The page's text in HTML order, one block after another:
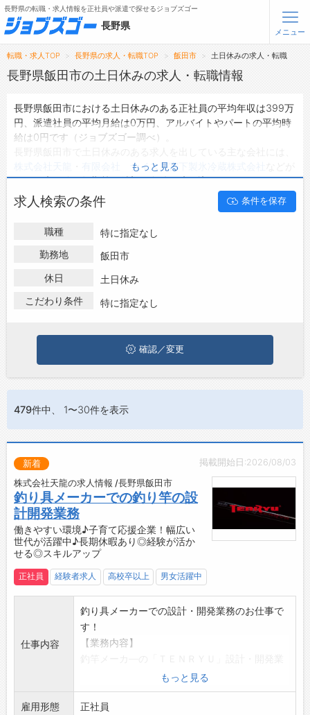
無料会員登録 ログイン
メニュー
トップ
タップで簡単に求人を探す
【初めての方へ】
長野県の求人検索で選ばれる理由
転職支援サービス
お問い合わせ
よくあるご質問
長野県の転職・求人情報を正社員や派遣で探せるジョブズゴー
長野県
メニュー
転職・求人TOP 長野県の求人・転職TOP 飯田市 土日休みの求人・転職
長野県飯田市の土日休みの求人・転職情報
長野県飯田市における土日休みのある正社員の平均年収は399万
円、派遣社員の平均月給は0万円、アルバイトやパートの平均時
給は0円です（ジョブズゴー調べ）。
有限会社 ナイス ・宮下製氷冷蔵株式会社
あり、未経験や短期等ご希望の条件で絞り込みができます。
長野県飯田市の地域密着型の求人サイトであるジョブズゴーでは
長野県飯田市の求人情報を213件取り扱っており、そのうち正社
員の求人
は0件です。
ハローワークにはない求人も多数扱っており、転職だけでなく、
飯田市で土日休みのある求人・転職情報を探している方は、ぜひ
興味のある職種に応募してみてくださいね。
もっと見る
求人検索の条件 条件を保存
職種
特に指定なし
勤務地
飯田市
休日
土日休み
こだわり条件
特に指定なし
確認／変更
479件中、 1〜30件を表示
掲載開始日:2026/08/03
新着
株式会社天龍の求人情報 /長野県飯田市
釣り具メーカーでの釣り竿の設
計開発業務
働きやすい環境♪子育て応援企業！幅広い
世代が活躍中♪長期休暇あり◎経験が活か
せる◎スキルアップ
正社員 経験者求人 高校卒以上 男女活躍中
仕事内容
釣り具メーカーでの設計・開発業務のお仕事で
す！
【業務内容】
・釣竿やカーボンパイプの設計
・開発・製品の品質確認
もっと見る
雇用形態 正社員